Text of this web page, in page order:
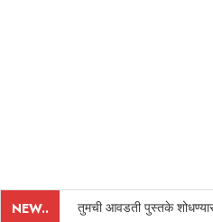
NEW.. तुमची आवडती पुस्तके